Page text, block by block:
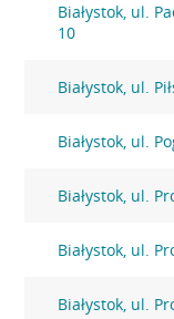
Białystok, ul.
10
Białystok, ul.
Białystok, ul.
Białystok, ul.
Białystok, ul.
Białystok, ul.